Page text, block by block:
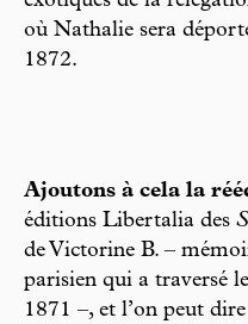
où Nathalie sera
1872.
Ajoutons à cela la
éditions Libertalia des
de Victorine B. –
parisien qui a traversé
1871 –, et l’on peut